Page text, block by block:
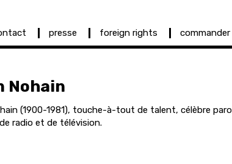
presse foreign rights commander
Nohain
(1900-1981), touche-à-tout de talent, célèbre
radio et de télévision.